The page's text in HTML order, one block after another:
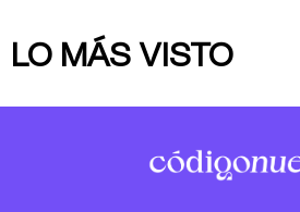
LO MÁS VISTO